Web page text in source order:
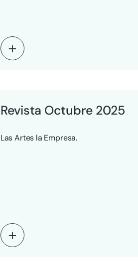
Revista Octubre 2025
Las Artes la Empresa.